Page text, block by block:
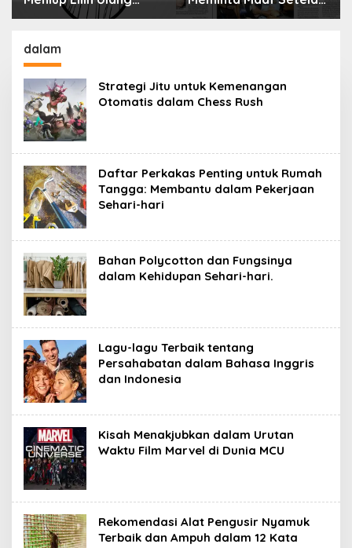
Bisa Berbahaya
Menyimpan Rahasia
dalam
Strategi Jitu untuk Kemenangan
Otomatis dalam Chess Rush
Daftar Perkakas Penting untuk Rumah
Tangga: Membantu dalam Pekerjaan
Sehari-hari
Bahan Polycotton dan Fungsinya
dalam Kehidupan Sehari-hari.
Lagu-lagu Terbaik tentang
Persahabatan dalam Bahasa Inggris
dan Indonesia
Kisah Menakjubkan dalam Urutan
Waktu Film Marvel di Dunia MCU
Rekomendasi Alat Pengusir Nyamuk
Terbaik dan Ampuh dalam 12 Kata